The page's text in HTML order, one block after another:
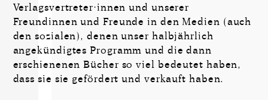
Verlagsvertreter·innen und unserer
Freundinnen und Freunde in den Medien (auch
den sozialen), denen unser halbjährlich
angekündigtes Programm und die dann
erschienenen Bücher so viel bedeutet haben,
dass sie sie gefördert und verkauft haben.